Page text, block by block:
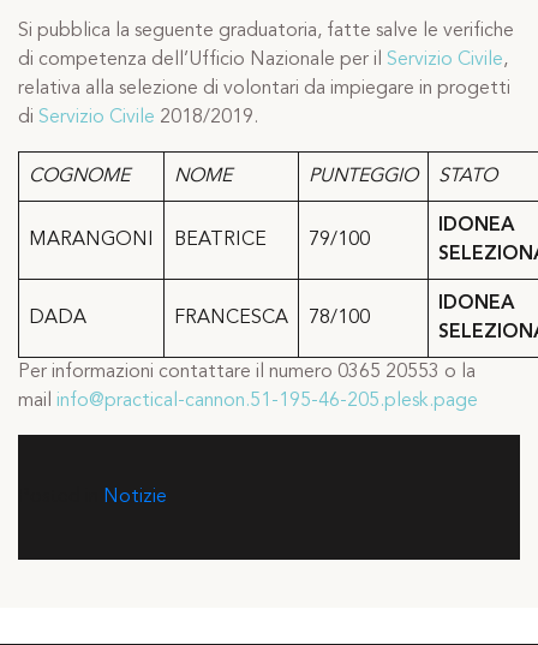
Si pubblica la seguente graduatoria, fatte salve le verifiche
di competenza dell’Ufficio Nazionale per il Servizio Civile,
relativa alla selezione di volontari da impiegare in progetti
di Servizio Civile 2018/2019.
COGNOME NOME PUNTEGGIO STATO
MARANGONI BEATRICE 79/100
IDONEA
DADA FRANCESCA 78/100
IDONEA
Per informazioni contattare il numero 0365 20553 o la
mail info@practical-cannon.51-195-46-205.plesk.page
Notizie